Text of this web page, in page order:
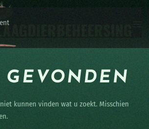
GEVONDEN
kunnen vinden wat u zoekt. Misschien